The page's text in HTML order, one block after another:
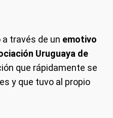
través de un emotivo
Uruguaya de
que rápidamente se
y que tuvo al propio